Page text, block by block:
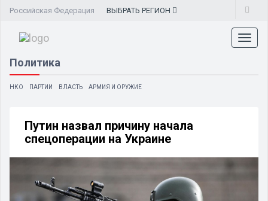
Российская Федерация ВЫБРАТЬ РЕГИОН
Политика
НКО ПАРТИИ ВЛАСТЬ АРМИЯ И ОРУЖИЕ
Путин назвал причину начала
спецоперации на Украине